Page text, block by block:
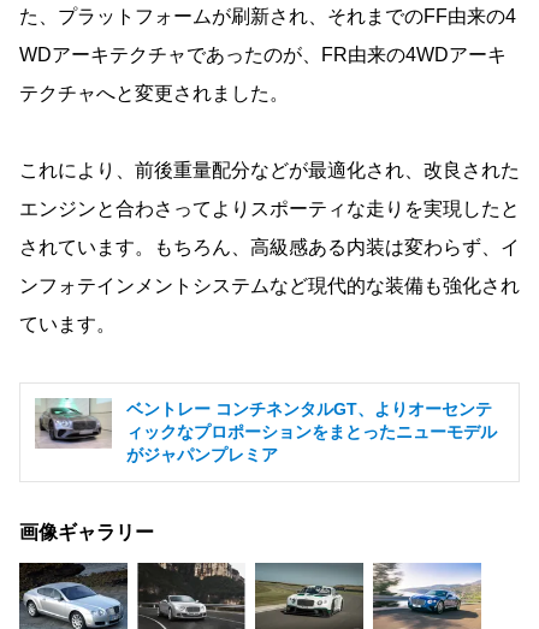
た、プラットフォームが刷新され、それまでのFF由来の4
WDアーキテクチャであったのが、FR由来の4WDアーキ
テクチャへと変更されました。
これにより、前後重量配分などが最適化され、改良された
エンジンと合わさってよりスポーティな走りを実現したと
されています。もちろん、高級感ある内装は変わらず、イ
ンフォテインメントシステムなど現代的な装備も強化され
ています。
ベントレー コンチネンタルGT、よりオーセンテ
ィックなプロポーションをまとったニューモデル
がジャパンプレミア
画像ギャラリー